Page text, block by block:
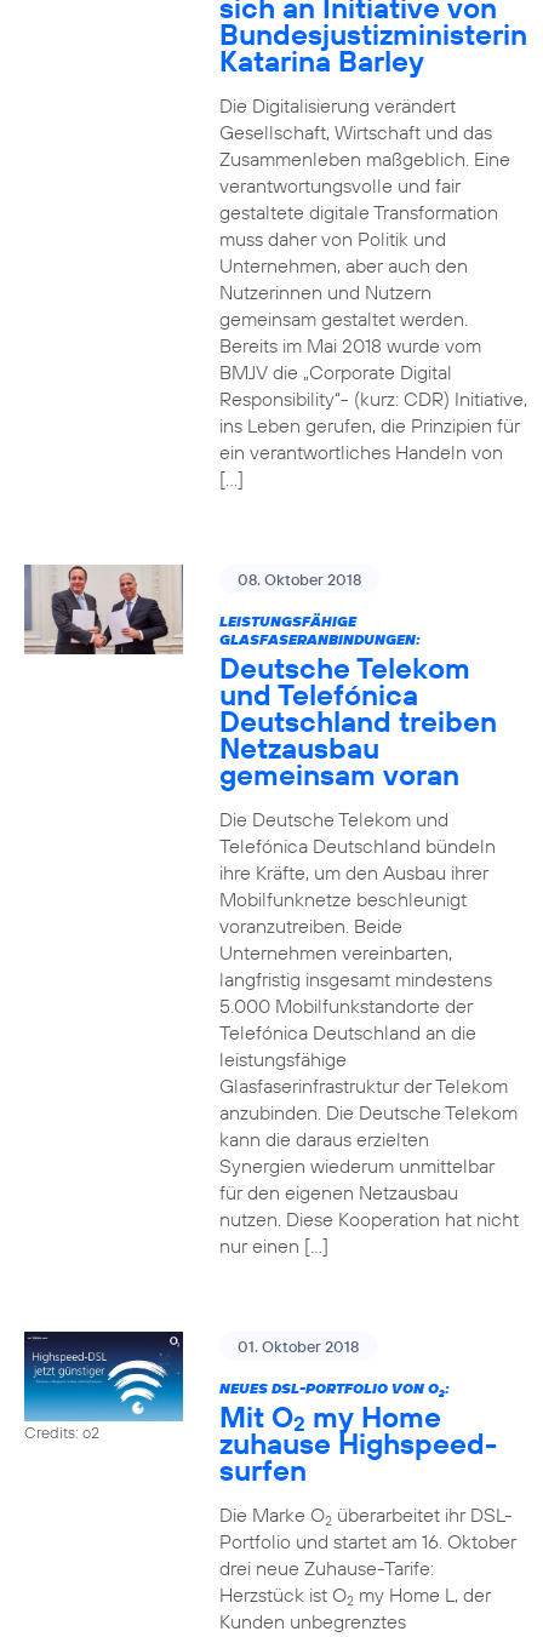
sich an Initiative von
Bundesjustizministerin
Katarina Barley
Die Digitalisierung verändert
Gesellschaft, Wirtschaft und das
Zusammenleben maßgeblich. Eine
verantwortungsvolle und fair
gestaltete digitale Transformation
muss daher von Politik und
Unternehmen, aber auch den
Nutzerinnen und Nutzern
gemeinsam gestaltet werden.
Bereits im Mai 2018 wurde vom
BMJV die „Corporate Digital
Responsibility“- (kurz: CDR) Initiative,
ins Leben gerufen, die Prinzipien für
ein verantwortliches Handeln von
[…]
08. Oktober 2018
LEISTUNGSFÄHIGE
GLASFASERANBINDUNGEN:
Deutsche Telekom
und Telefónica
Deutschland treiben
Netzausbau
gemeinsam voran
Die Deutsche Telekom und
Telefónica Deutschland bündeln
ihre Kräfte, um den Ausbau ihrer
Mobilfunknetze beschleunigt
voranzutreiben. Beide
Unternehmen vereinbarten,
langfristig insgesamt mindestens
5.000 Mobilfunkstandorte der
Telefónica Deutschland an die
leistungsfähige
Glasfaserinfrastruktur der Telekom
anzubinden. Die Deutsche Telekom
kann die daraus erzielten
Synergien wiederum unmittelbar
für den eigenen Netzausbau
nutzen. Diese Kooperation hat nicht
nur einen […]
Credits: o2
01. Oktober 2018
NEUES DSL-PORTFOLIO VON O2:
Mit O2 my Home
zuhause Highspeed-
surfen
Die Marke O2überarbeitet ihr DSL-
Portfolio und startet am 16. Oktober
drei neue Zuhause-Tarife:
Herzstück ist O2my Home L, der
Kunden unbegrenztes